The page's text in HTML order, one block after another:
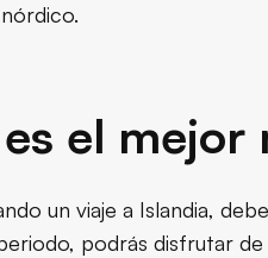
el mejor
un viaje a Islandia,
podrás disfrutar